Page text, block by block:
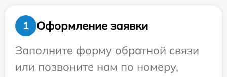
1
Оформление заявки
Заполните форму обратной связи
или позвоните нам по номеру,